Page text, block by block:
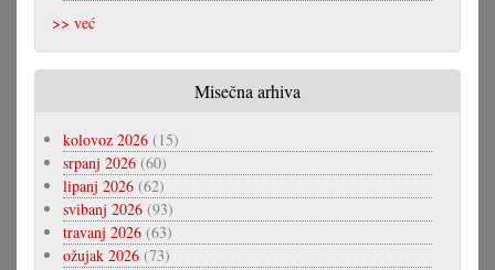
>> već
Misečna arhiva
kolovoz 2026 (15)
srpanj 2026 (60)
lipanj 2026 (62)
svibanj 2026 (93)
travanj 2026 (63)
ožujak 2026 (73)